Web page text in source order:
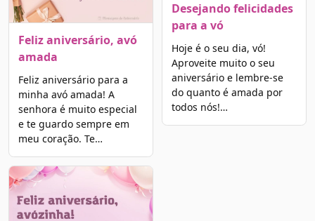
Feliz aniversário, avó
amada
Feliz aniversário para a
minha avó amada! A
senhora é muito especial
e te guardo sempre em
meu coração. Te…
Desejando felicidades
para a vó
Hoje é o seu dia, vó!
Aproveite muito o seu
aniversário e lembre-se
do quanto é amada por
todos nós!…